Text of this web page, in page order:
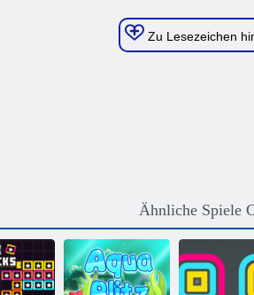
Zu Lesezeichen
Ähnliche Spiele